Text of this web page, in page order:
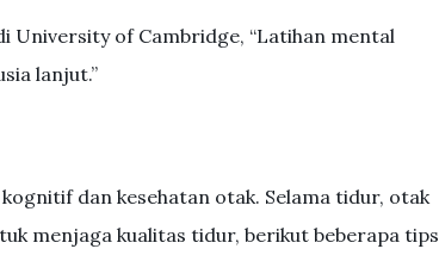
University of Cambridge, “Latihan mental
lanjut.”
dan kesehatan otak. Selama tidur, otak
menjaga kualitas tidur, berikut beberapa tips